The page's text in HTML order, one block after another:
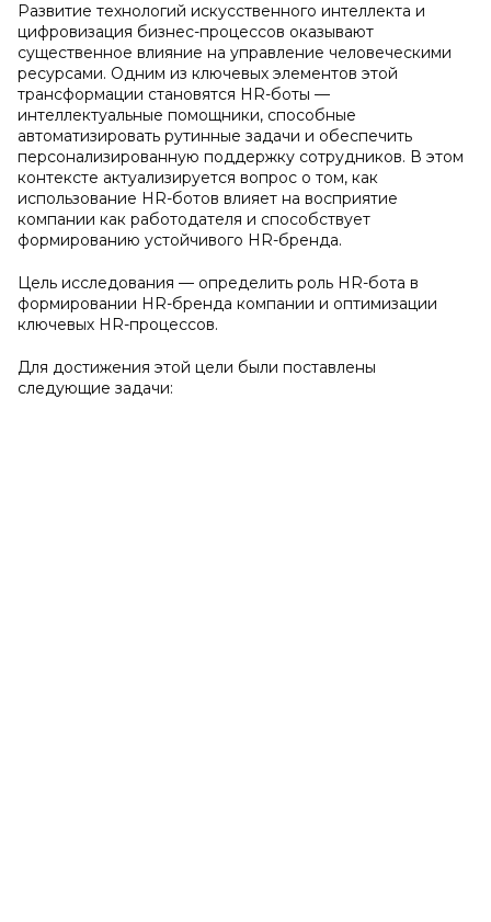
Развитие технологий искусственного интеллекта и
цифровизация бизнес-процессов оказывают
существенное влияние на управление человеческими
ресурсами. Одним из ключевых элементов этой
трансформации становятся HR-боты —
интеллектуальные помощники, способные
автоматизировать рутинные задачи и обеспечить
персонализированную поддержку сотрудников. В этом
контексте актуализируется вопрос о том, как
использование HR-ботов влияет на восприятие
компании как работодателя и способствует
формированию устойчивого HR-бренда.
Цель исследования — определить роль HR-бота в
формировании HR-бренда компании и оптимизации
ключевых HR-процессов.
Для достижения этой цели были поставлены
следующие задачи: